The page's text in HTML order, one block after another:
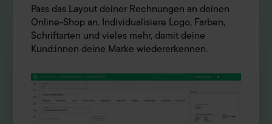
Pass das Layout deiner Rechnungen an deinen
Online-Shop an. Individualisiere Logo, Farben,
Schriftarten und vieles mehr, damit deine
Kund:innen deine Marke wiedererkennen.